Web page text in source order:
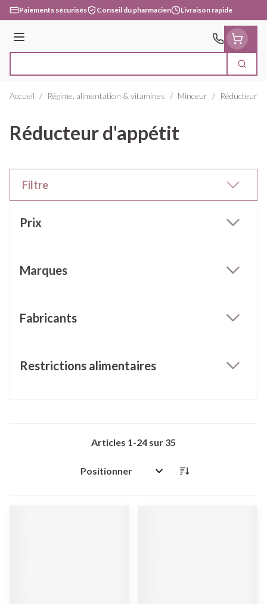
Aller au contenu
Paiements sécurisés Conseil du pharmacien Livraison rapide
Menu
Accueil / Régime, alimentation & vitamines / Minceur / Réducteur
Réducteur d'appétit
Filtre
Prix
Marques
Fabricants
Restrictions alimentaires
Articles 1-24 sur 35
Trier par: